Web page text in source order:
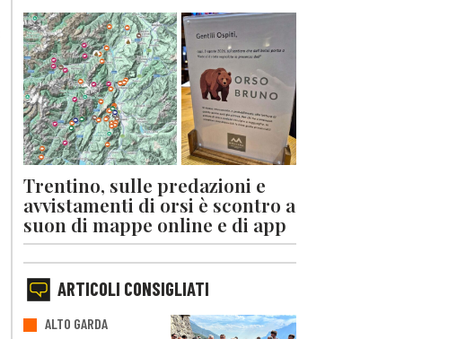
Trentino, sulle predazioni e
avvistamenti di orsi è scontro a
suon di mappe online e di app
ARTICOLI CONSIGLIATI
ALTO GARDA